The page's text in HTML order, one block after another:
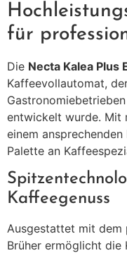
für
Die Necta Kalea Plus
Kaffeevollautomat,
entwickelt wurde. Mit
einem
Palette an
Kaffeegenuss
Ausgestattet mit dem
Brüher ermöglicht die